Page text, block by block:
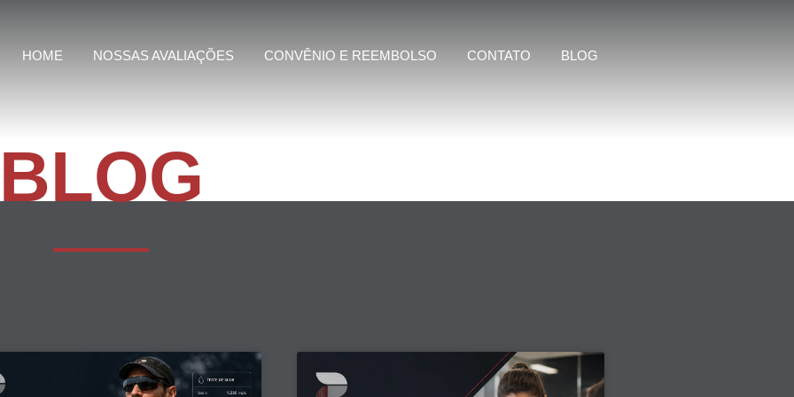
HOME NOSSAS AVALIAÇÕES CONVÊNIO E REEMBOLSO CONTATO BLOG
BLOG
Page Page